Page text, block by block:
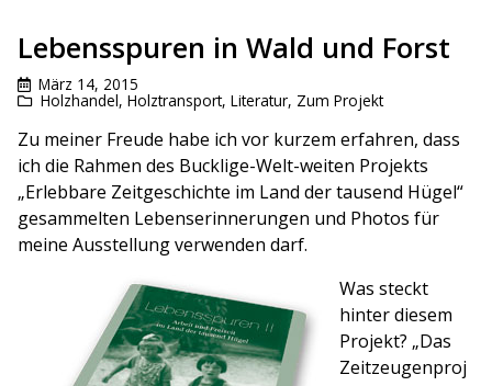
Lebensspuren in Wald und Forst
März 14, 2015
Holzhandel, Holztransport, Literatur, Zum Projekt
Zu meiner Freude habe ich vor kurzem erfahren, dass
ich die Rahmen des Bucklige-Welt-weiten Projekts
„Erlebbare Zeitgeschichte im Land der tausend Hügel“
gesammelten Lebenserinnerungen und Photos für
meine Ausstellung verwenden darf.
Was steckt
hinter diesem
Projekt? „Das
Zeitzeugenproj